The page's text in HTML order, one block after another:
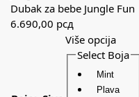
Dubak za bebe Jungle Fun
6.690,00 рсд
Više opcija
Select Boja
Mint
Plava